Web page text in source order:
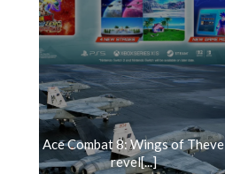
Ace Combat 8: Wings of Theve
revel[...]